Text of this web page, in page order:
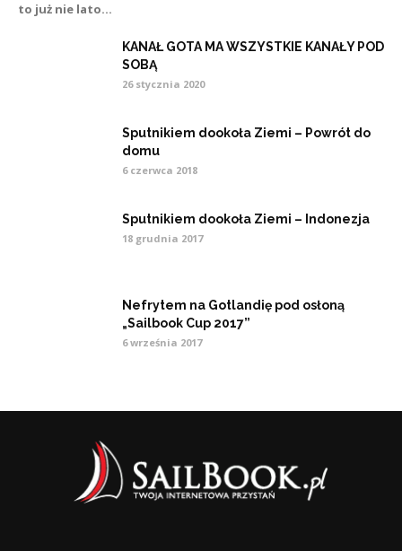
to już nie lato...
KANAŁ GOTA MA WSZYSTKIE KANAŁY POD
SOBĄ
26 stycznia 2020
Sputnikiem dookoła Ziemi – Powrót do
domu
6 czerwca 2018
Sputnikiem dookoła Ziemi – Indonezja
18 grudnia 2017
Nefrytem na Gotlandię pod osłoną
„Sailbook Cup 2017”
6 września 2017